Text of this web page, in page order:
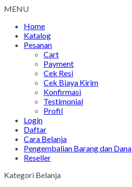
MENU
Home
Katalog
Pesanan
Cart
Payment
Cek Resi
Cek Biaya Kirim
Konfirmasi
Testimonial
Profil
Login
Daftar
Cara Belanja
Pengembalian Barang dan Dana
Reseller
Kategori Belanja